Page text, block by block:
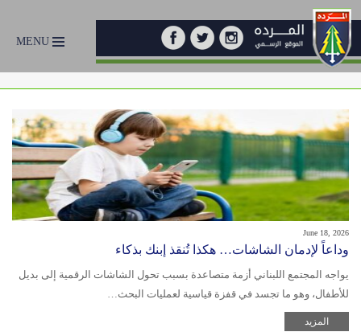
MENU
June 18, 2026
وداعاً لإدمان الشاشات… هكذا تُنقذ إبنك بذكاء
يواجه المجتمع اللبناني أزمة متصاعدة بسبب تحول الشاشات الرقمية إلى بديل
للأطفال، وهو ما تجسد في قفزة قياسية لعمليات البحث…
المزيد